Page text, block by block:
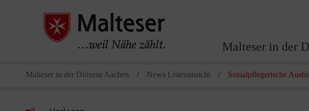
Malteser in der
Malteser in der Diözese Aachen News Listenansicht Sozialpflegerische